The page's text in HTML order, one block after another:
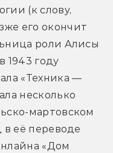
(к слову,
его окончит
роли Алисы
1943 году
«Техника —
несколько
мартовском
в её переводе
«Дом